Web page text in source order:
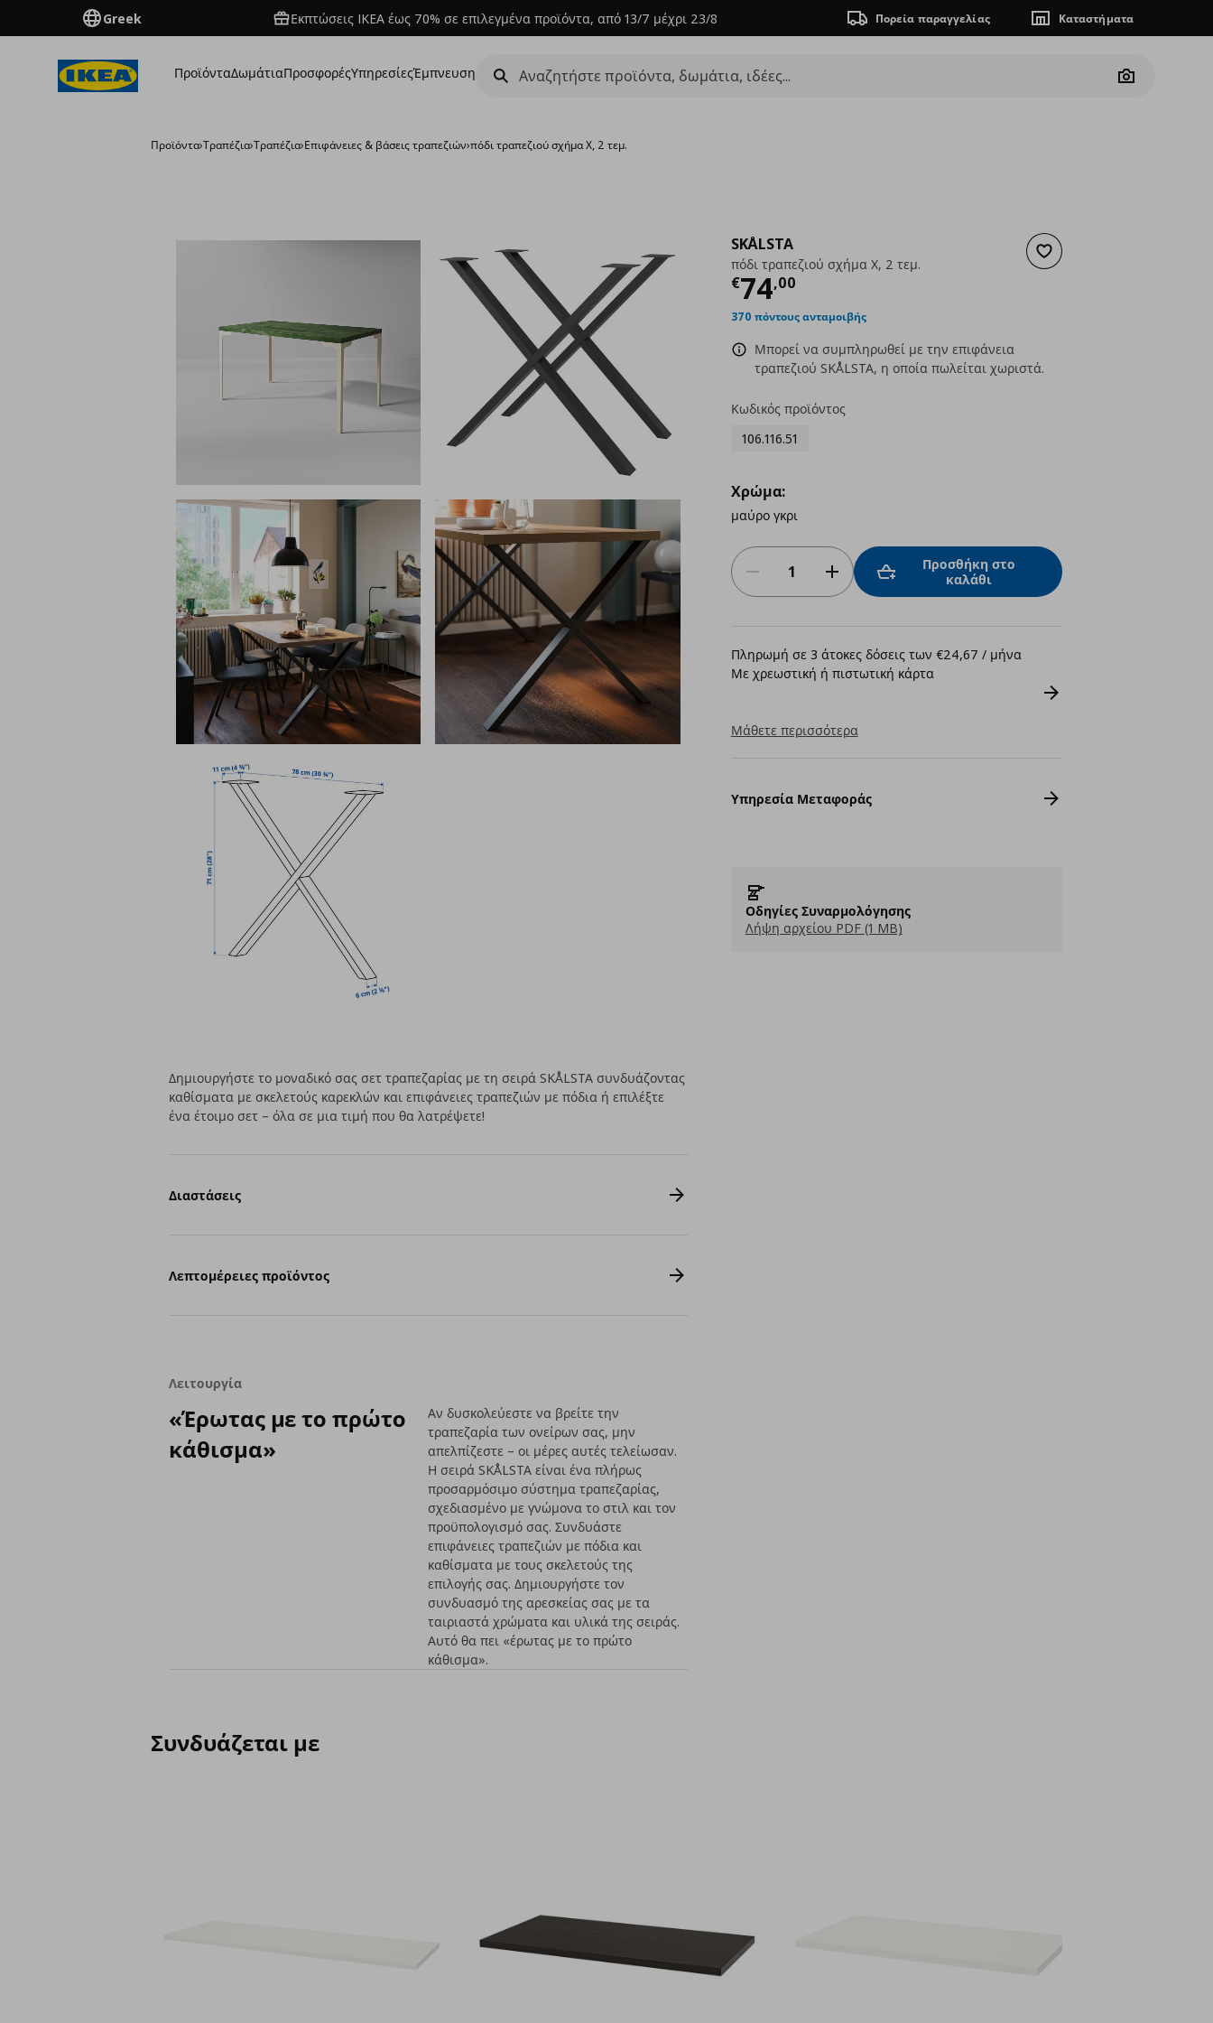
Greek Εκπτώσεις IKEA έως 70% σε επιλεγμένα προϊόντα, από 13/7 μέχρι 23/8 Πορεία παραγγελίας Καταστήματα
ΠροϊόνταΔωμάτιαΠροσφορέςΥπηρεσίεςΈμπνευση
Camera
Προϊόντα›Τραπέζια›Τραπέζια›Επιφάνειες & βάσεις τραπεζιών›πόδι τραπεζιού σχήμα X, 2 τεμ.
Προσθήκη στα αγαπημένα
SKÅLSTA
πόδι τραπεζιού σχήμα X, 2 τεμ.
€74,00
Τρέχουσα τιμή
370 πόντους ανταμοιβής
Μπορεί να συμπληρωθεί με την επιφάνεια
τραπεζιού SKÅLSTA, η οποία πωλείται χωριστά.
Κωδικός προϊόντος
106.116.51
Χρώμα:
μαύρο γκρι
Προσθήκη στο
καλάθι
Πληρωμή σε 3 άτοκες δόσεις των €24,67 / μήνα
Με χρεωστική ή πιστωτική κάρτα
Μάθετε περισσότερα
Υπηρεσία Μεταφοράς
Οδηγίες Συναρμολόγησης
Λήψη αρχείου PDF (1 MB)
Δημιουργήστε το μοναδικό σας σετ τραπεζαρίας με τη σειρά SKÅLSTA συνδυάζοντας
καθίσματα με σκελετούς καρεκλών και επιφάνειες τραπεζιών με πόδια ή επιλέξτε
ένα έτοιμο σετ – όλα σε μια τιμή που θα λατρέψετε!
Διαστάσεις
Λεπτομέρειες προϊόντος
Λειτουργία
«Έρωτας με το πρώτο
κάθισμα»
Αν δυσκολεύεστε να βρείτε την
τραπεζαρία των ονείρων σας, μην
απελπίζεστε – οι μέρες αυτές τελείωσαν.
Η σειρά SKÅLSTA είναι ένα πλήρως
προσαρμόσιμο σύστημα τραπεζαρίας,
σχεδιασμένο με γνώμονα το στιλ και τον
προϋπολογισμό σας. Συνδυάστε
επιφάνειες τραπεζιών με πόδια και
καθίσματα με τους σκελετούς της
επιλογής σας. Δημιουργήστε τον
συνδυασμό της αρεσκείας σας με τα
ταιριαστά χρώματα και υλικά της σειράς.
Αυτό θα πει «έρωτας με το πρώτο
κάθισμα».
Συνδυάζεται με